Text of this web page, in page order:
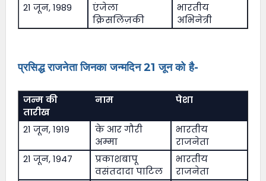
21 जून, 1989
एंजेला
क्रिसलिंज़की
भारतीय
अभिनेत्री
प्रसिद्ध राजनेता जिनका जन्मदिन 21 जून को है-
जन्म की
तारीख
नाम पेशा
21 जून, 1919
के आर गौरी
अम्मा
भारतीय
राजनेता
21 जून, 1947
प्रकाशबापू
वसंतदादा पाटिल
भारतीय
राजनेता